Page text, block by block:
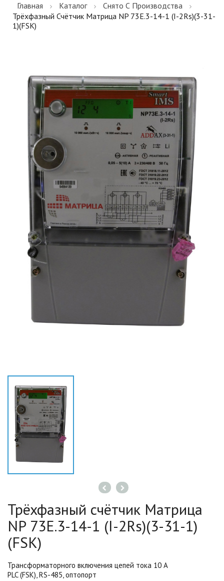
Главная Каталог
Снято С Производства
Трёхфазный Счётчик Матрица NP 73Е.3-14-1 (I-2Rs)(3-31-
1)(FSK)
Трёхфазный счётчик Матрица
NP 73Е.3-14-1 (I-2Rs)(3-31-1)
(FSK)
Трансформаторного включения цепей тока 10 А
PLC (FSK), RS-485, оптопорт